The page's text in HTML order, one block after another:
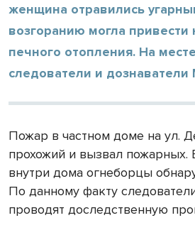
женщина отравились
возгоранию могла привести
печного отопления. На
следователи и
Пожар в частном доме на ул.
прохожий и вызвал пожарных.
внутри дома огнеборцы
По данному факту
проводят доследственную